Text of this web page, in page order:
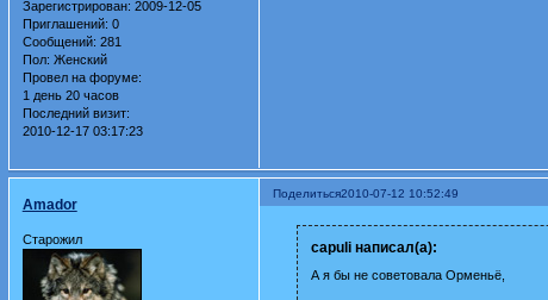
Зарегистрирован: 2009-12-05
Приглашений: 0
Сообщений: 281
Пол: Женский
Провел на форуме:
1 день 20 часов
Последний визит:
2010-12-17 03:17:23
Поделиться2010-07-12 10:52:49
Amador
Старожил capuli написал(а):
А я бы не советовала Орменьё,